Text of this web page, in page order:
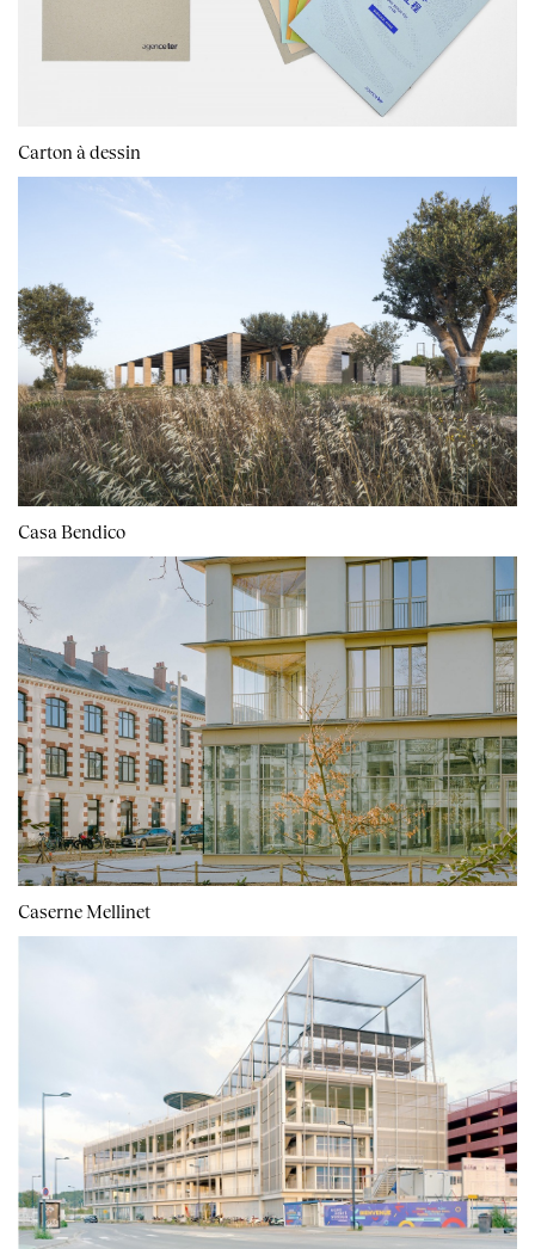
Carton à dessin
Casa Bendico
Caserne Mellinet